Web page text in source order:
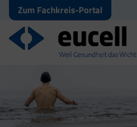
Zum Fachkreis-Portal